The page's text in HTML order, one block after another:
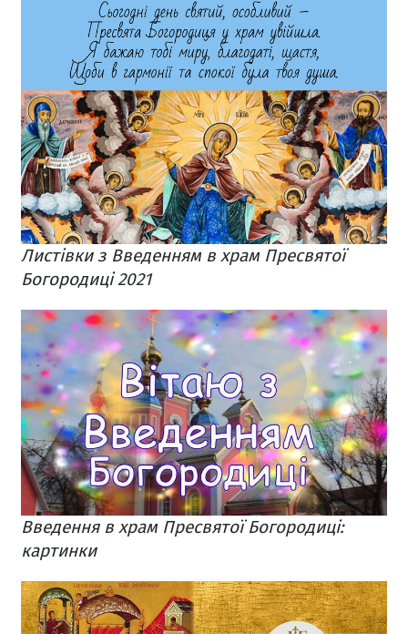
Листівки з Введенням в храм Пресвятої
Богородиці 2021​
Введення в храм Пресвятої Богородиці:
картинки